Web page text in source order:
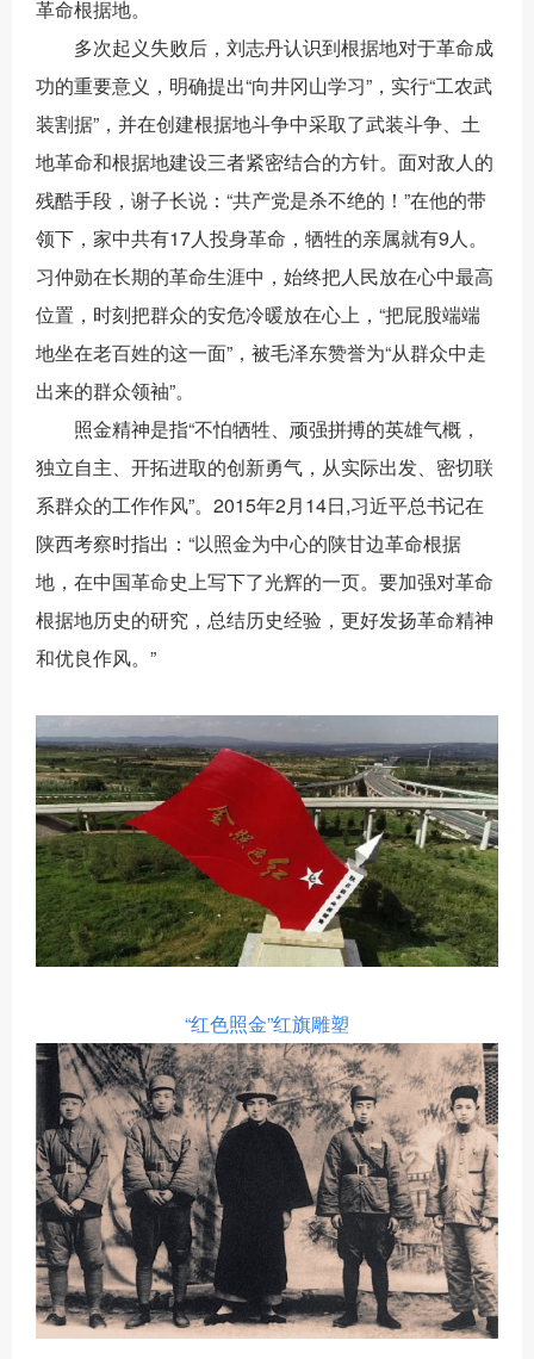
革命根据地。
多次起义失败后，刘志丹认识到根据地对于革命成
功的重要意义，明确提出“向井冈山学习”，实行“工农武
装割据”，并在创建根据地斗争中采取了武装斗争、土
地革命和根据地建设三者紧密结合的方针。面对敌人的
残酷手段，谢子长说 ：“共产党是杀不绝的！”在他的带
领下，家中共有17人投身革命，牺牲的亲属就有9人。
习仲勋在长期的革命生涯中，始终把人民放在心中最高
位置，时刻把群众的安危冷暖放在心上，“把屁股端端
地坐在老百姓的这一面”，被毛泽东赞誉为“从群众中走
出来的群众领袖”。
照金精神是指“不怕牺牲、顽强拼搏的英雄气概，
独立自主、开拓进取的创新勇气，从实际出发、密切联
系群众的工作作风”。2015年2月14日,习近平总书记在
陕西考察时指出：“以照金为中心的陕甘边革命根据
地，在中国革命史上写下了光辉的一页。要加强对革命
根据地历史的研究，总结历史经验，更好发扬革命精神
和优良作风。”
“红色照金”红旗雕塑